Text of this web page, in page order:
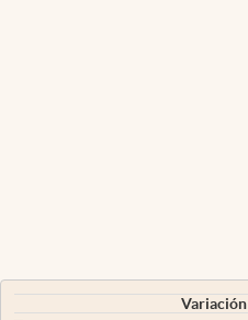
Variación